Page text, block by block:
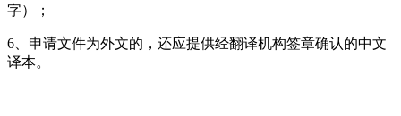
字）；
6、申请文件为外文的，还应提供经翻译机构签章确认的中文
译本。